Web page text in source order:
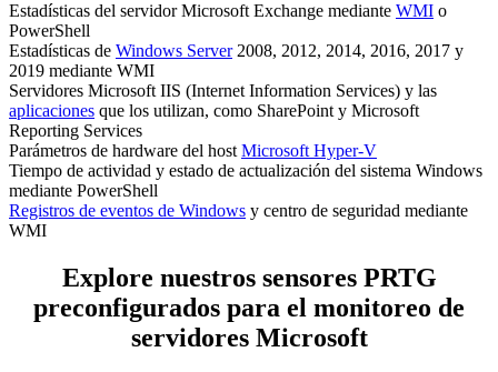
Estadísticas del servidor Microsoft Exchange mediante WMI o
PowerShell
Estadísticas de Windows Server2008, 2012, 2014, 2016, 2017 y
2019 mediante WMI
Servidores Microsoft IIS (Internet Information Services) y las
aplicaciones que los utilizan, como SharePoint y Microsoft
Reporting Services
Parámetros de hardware del hostMicrosoft Hyper-V
Tiempo de actividad y estado de actualización del sistema Windows
mediante PowerShell
Registros de eventos de Windows y centro de seguridad mediante
WMI
Explore nuestros sensores PRTG
preconfigurados para el monitoreo de
servidores Microsoft